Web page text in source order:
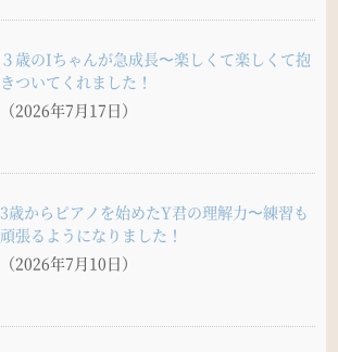
３歳のIちゃんが急成長〜楽しくて楽しくて抱
きついてくれました！
（2026年7月17日）
3歳からピアノを始めたY君の理解力〜練習も
頑張るようになりました！
（2026年7月10日）